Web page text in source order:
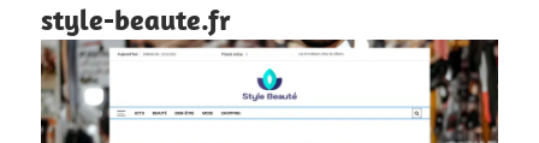
style-beaute.fr